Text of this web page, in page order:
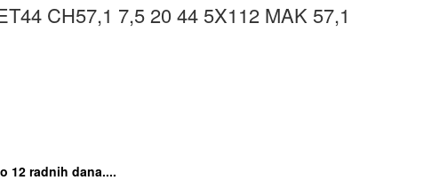
CH57,1 7,5 20 44 5X112 MAK 57,1
12 radnih dana....